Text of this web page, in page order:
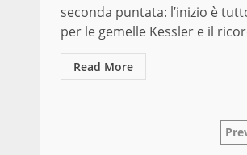
seconda puntata: l’inizio è
per le gemelle Kessler e il
Read More